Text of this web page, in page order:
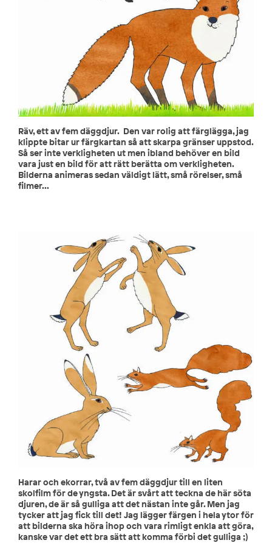
Räv, ett av fem däggdjur. Den var rolig att färglägga, jag
klippte bitar ur färgkartan så att skarpa gränser uppstod.
Så ser inte verkligheten ut men ibland behöver en bild
vara just en bild för att rätt berätta om verkligheten.
Bilderna animeras sedan väldigt lätt, små rörelser, små
filmer...
Harar och ekorrar, två av fem däggdjur till en liten
skolfilm för de yngsta. Det är svårt att teckna de här söta
djuren, de är så gulliga att det nästan inte går. Men jag
tycker att jag fick till det! Jag lägger färgen i hela ytor för
att bilderna ska höra ihop och vara rimligt enkla att göra,
kanske var det ett bra sätt att komma förbi det gulliga ;)